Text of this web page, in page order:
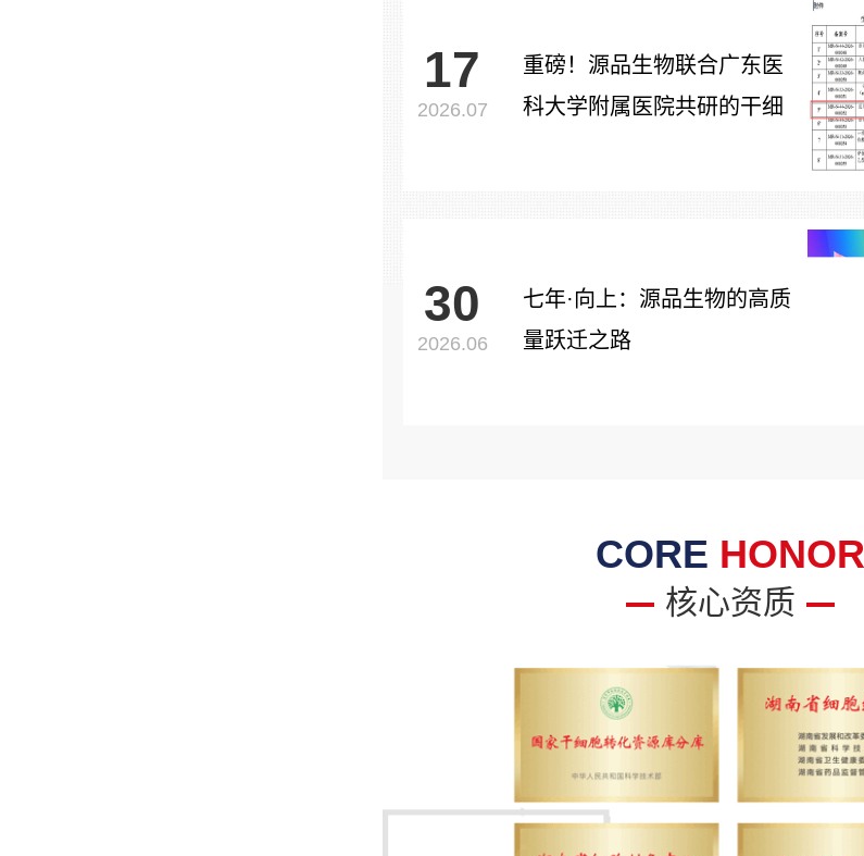
17
2026.07
重磅！源品生物联合广东医
科大学附属医院共研的干细
30
2026.06
七年·向上：源品生物的高质
量跃迁之路
CORE HONOR
核心资质